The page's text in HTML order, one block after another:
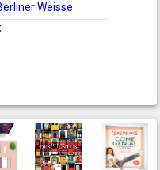
Weisse
-